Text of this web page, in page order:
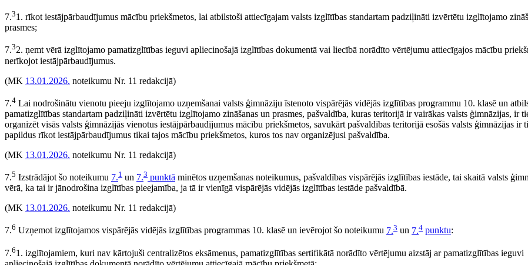
7.31. rīkot iestājpārbaudījumus mācību priekšmetos, lai atbilstoši attiecīgajam valsts izglītības standartam padziļināti izvērtētu izglītojamo
prasmes;
7.32. ņemt vērā izglītojamo pamatizglītības ieguvi apliecinošajā izglītības dokumentā vai liecībā norādīto vērtējumu attiecīgajos mācību
nerīkojot iestājpārbaudījumus.
(MK 13.01.2026. noteikumu Nr. 11 redakcijā)
7.4 Lai nodrošinātu vienotu pieeju izglītojamo uzņemšanai valsts ģimnāziju īstenoto vispārējās vidējās izglītības programmu 10. klasē un
pamatizglītības standartam padziļināti izvērtētu izglītojamo zināšanas un prasmes, pašvaldība, kuras teritorijā ir vairākas valsts ģimnāzijas, ir
organizēt visās valsts ģimnāzijās vienotus iestājpārbaudījumus mācību priekšmetos, savukārt pašvaldības teritorijā esošās valsts ģimnāzijas ir
papildus rīkot iestājpārbaudījumus tikai tajos mācību priekšmetos, kuros tos nav organizējusi pašvaldība.
(MK 13.01.2026. noteikumu Nr. 11 redakcijā)
7.5 Izstrādājot šo noteikumu 7.1 un 7.3 punktā minētos uzņemšanas noteikumus, pašvaldības vispārējās izglītības iestāde, tai skaitā valsts
vērā, ka tai ir jānodrošina izglītības pieejamība, ja tā ir vienīgā vispārējās vidējās izglītības iestāde pašvaldībā.
(MK 13.01.2026. noteikumu Nr. 11 redakcijā)
7.6 Uzņemot izglītojamos vispārējās vidējās izglītības programmas 10. klasē un ievērojot šo noteikumu 7.3 un 7.4 punktu:
7.61. izglītojamiem, kuri nav kārtojuši centralizētos eksāmenus, pamatizglītības sertifikātā norādīto vērtējumu aizstāj ar pamatizglītības ieguvi